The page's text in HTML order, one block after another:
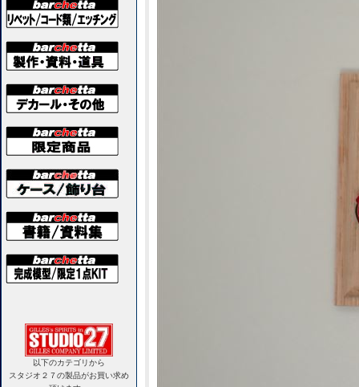
以下のカテゴリから
スタジオ２７の製品がお買い求め